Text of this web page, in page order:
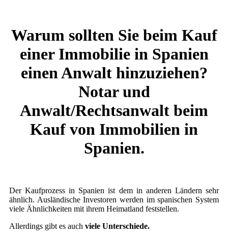
Warum sollten Sie beim Kauf
einer Immobilie in Spanien
einen Anwalt hinzuziehen?
Notar und
Anwalt/Rechtsanwalt beim
Kauf von Immobilien in
Spanien.
Der Kaufprozess in Spanien ist dem in anderen Ländern sehr
ähnlich. Ausländische Investoren werden im spanischen System
viele Ähnlichkeiten mit ihrem Heimatland feststellen.
Allerdings gibt es auch viele Unterschiede.